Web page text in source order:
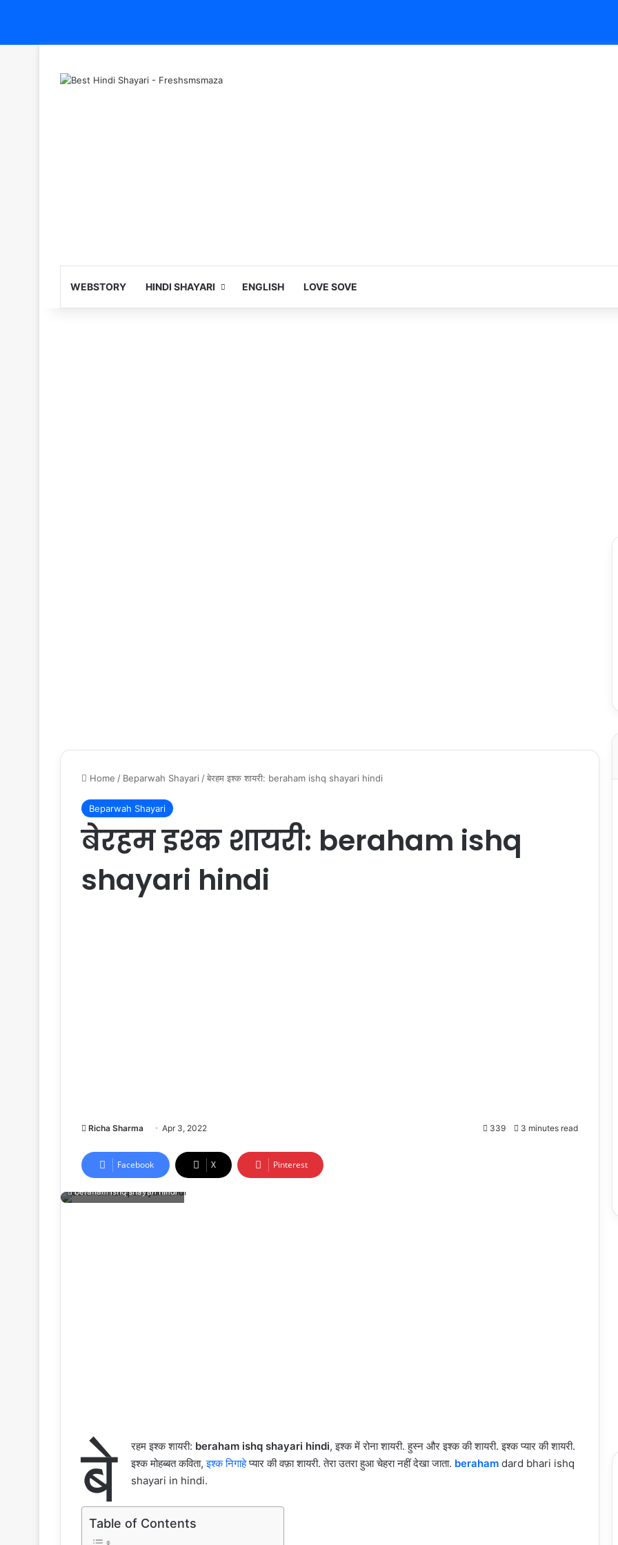
WEBSTORY HINDI SHAYARI ENGLISH LOVE SOVE
Home / Beparwah Shayari /बेरहम इश्क शायरी: beraham ishq shayari hindi
Beparwah Shayari
बेरहम इश्क शायरी: beraham ishq
shayari hindi
Richa Sharma Apr 3, 2022 339 3 minutes read
Facebook X Pinterest
beraham ishq shayari hindi
बे रहम इश्क शायरी: beraham ishq shayari hindi, इश्क में रोना शायरी. हुस्न और इश्क की शायरी. इश्क प्यार की शायरी.
इश्क मोहब्बत कविता,इश्क निगाहेप्यार की वफ़ा शायरी. तेरा उतरा हुआ चेहरा नहीं देखा जाता. beraham dard bhari ishq
shayari in hindi.
Table of Contents